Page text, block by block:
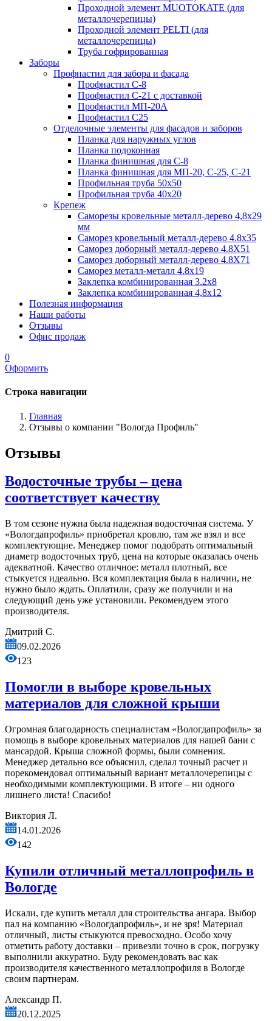
Проходной элемент MUOTOKATE (для
металлочерепицы)
Проходной элемент PELTI (для
металлочерепицы)
Труба гофрированная
Заборы
Профнастил для забора и фасада
Профнастил С-8
Профнастил С-21 с доставкой
Профнастил МП-20А
Профнастил С25
Отделочные элементы для фасадов и заборов
Планка для наружных углов
Планка подоконная
Планка финишная для С-8
Планка финишная для МП-20, С-25, С-21
Профильная труба 50x50
Профильная труба 40x20
Крепеж
Саморезы кровельные металл-дерево 4,8х29
мм
Саморез кровельный металл-дерево 4.8x35
Саморез доборный металл-дерево 4.8X51
Саморез доборный металл-дерево 4.8X71
Саморез металл-металл 4.8x19
Заклепка комбинированная 3.2x8
Заклепка комбинированная 4,8x12
Полезная информация
Наши работы
Отзывы
Офис продаж
0
Оформить
Строка навигации
Главная
Отзывы о компании "Вологда Профиль"
Отзывы
Водосточные трубы – цена
соответствует качеству
В том сезоне нужна была надежная водосточная система. У
«Вологдапрофиль» приобретал кровлю, там же взял и все
комплектующие. Менеджер помог подобрать оптимальный
диаметр водосточных труб, цена на которые оказалась очень
адекватной. Качество отличное: металл плотный, все
стыкуется идеально. Вся комплектация была в наличии, не
нужно было ждать. Оплатили, сразу же получили и на
следующий день уже установили. Рекомендуем этого
производителя.
Дмитрий С.
09.02.2026
123
Помогли в выборе кровельных
материалов для сложной крыши
Огромная благодарность специалистам «Вологдапрофиль» за
помощь в выборе кровельных материалов для нашей бани с
мансардой. Крыша сложной формы, были сомнения.
Менеджер детально все объяснил, сделал точный расчет и
порекомендовал оптимальный вариант металлочерепицы с
необходимыми комплектующими. В итоге – ни одного
лишнего листа! Спасибо!
Виктория Л.
14.01.2026
142
Купили отличный металлопрофиль в
Вологде
Искали, где купить металл для строительства ангара. Выбор
пал на компанию «Вологдапрофиль», и не зря! Материал
отличный, листы стыкуются превосходно. Особо хочу
отметить работу доставки – привезли точно в срок, погрузку
выполнили аккуратно. Буду рекомендовать вас как
производителя качественного металлопрофиля в Вологде
своим партнерам.
Александр П.
20.12.2025